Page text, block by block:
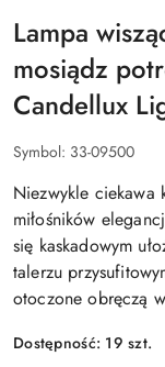
Lampa
mosiądz
Candellux
Symbol: 33-09500
Niezwykle ciekawa
miłośników
się kaskadowym
talerzu
otoczone obręczą
Dostępność: 19szt.